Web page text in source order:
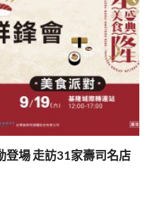
登場 走訪31家壽司名店